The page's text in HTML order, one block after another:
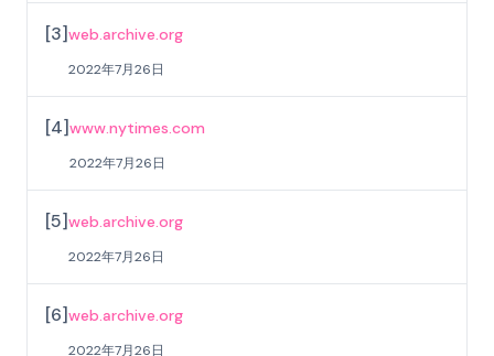
[3]web.archive.org
2022年7月26日
[4]www.nytimes.com
2022年7月26日
[5]web.archive.org
2022年7月26日
[6]web.archive.org
2022年7月26日